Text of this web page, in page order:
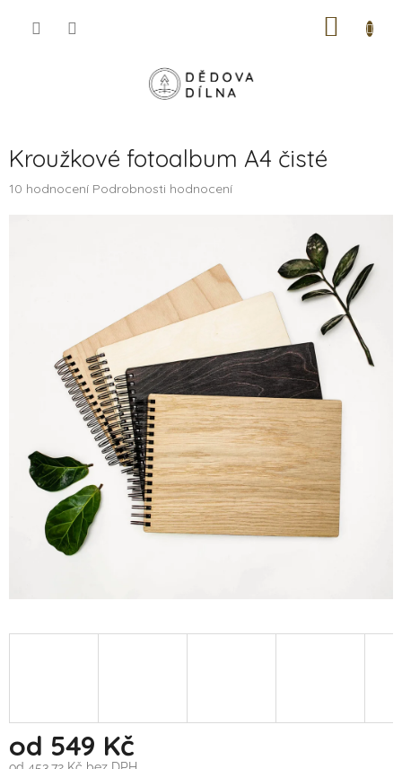
Kroužkové fotoalbum A4 čisté
Průměrné
10 hodnocení Podrobnosti hodnocení
od 549 Kč